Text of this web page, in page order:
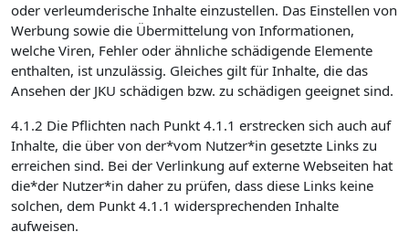
oder verleumderische Inhalte einzustellen. Das Einstellen von
Werbung sowie die Übermittelung von Informationen,
welche Viren, Fehler oder ähnliche schädigende Elemente
enthalten, ist unzulässig. Gleiches gilt für Inhalte, die das
Ansehen der JKU schädigen bzw. zu schädigen geeignet sind.
4.1.2 Die Pflichten nach Punkt 4.1.1 erstrecken sich auch auf
Inhalte, die über von der*vom Nutzer*in gesetzte Links zu
erreichen sind. Bei der Verlinkung auf externe Webseiten hat
die*der Nutzer*in daher zu prüfen, dass diese Links keine
solchen, dem Punkt 4.1.1 widersprechenden Inhalte
aufweisen.